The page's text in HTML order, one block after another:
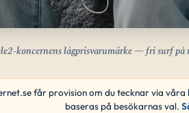
koncernens lågprisvarumärke — fri surf
får provision om du tecknar via
baseras på besökarnas val.